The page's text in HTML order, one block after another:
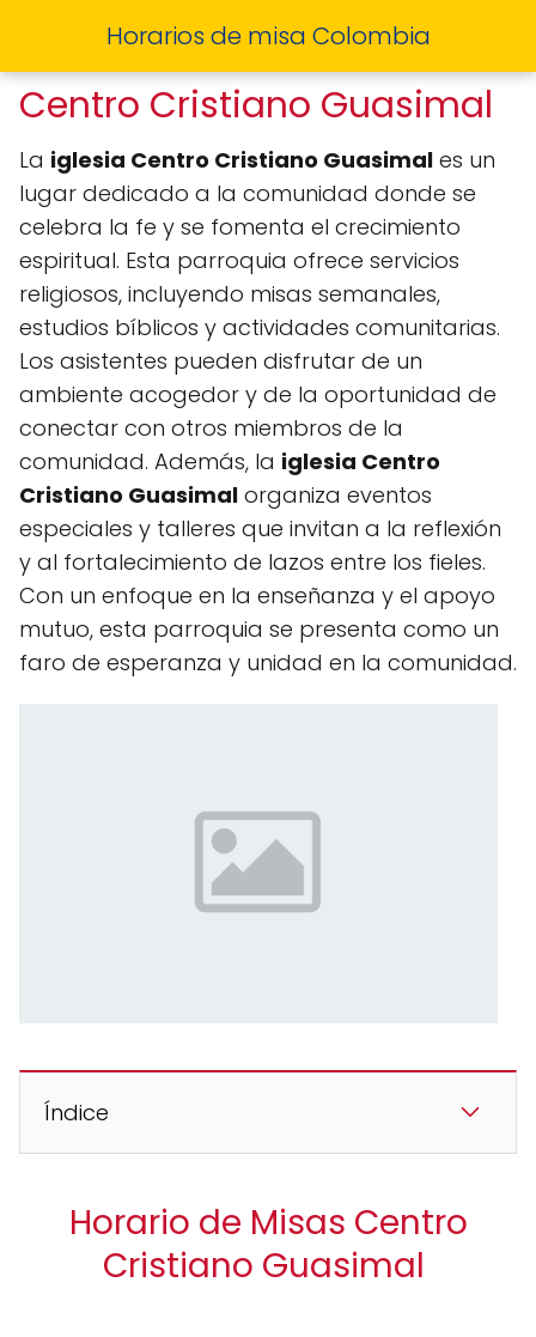
Horarios de misa Colombia
Centro Cristiano Guasimal
La iglesia Centro Cristiano Guasimal es un
lugar dedicado a la comunidad donde se
celebra la fe y se fomenta el crecimiento
espiritual. Esta parroquia ofrece servicios
religiosos, incluyendo misas semanales,
estudios bíblicos y actividades comunitarias.
Los asistentes pueden disfrutar de un
ambiente acogedor y de la oportunidad de
conectar con otros miembros de la
comunidad. Además, la iglesia Centro
Cristiano Guasimal organiza eventos
especiales y talleres que invitan a la reflexión
y al fortalecimiento de lazos entre los fieles.
Con un enfoque en la enseñanza y el apoyo
mutuo, esta parroquia se presenta como un
faro de esperanza y unidad en la comunidad.
Índice
Horario de Misas Centro
Cristiano Guasimal